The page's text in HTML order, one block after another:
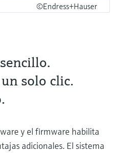
©Endress+Hauser
solo clic.
y el firmware habilita
adicionales. El sistema